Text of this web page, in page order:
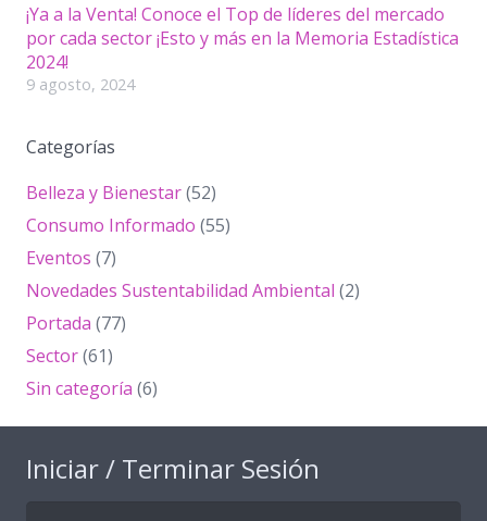
¡Ya a la Venta! Conoce el Top de líderes del mercado
por cada sector ¡Esto y más en la Memoria Estadística
2024!
9 agosto, 2024
Categorías
Belleza y Bienestar(52)
Consumo Informado (55)
Eventos (7)
Novedades Sustentabilidad Ambiental (2)
Portada (77)
Sector(61)
Sin categoría (6)
Iniciar / Terminar Sesión